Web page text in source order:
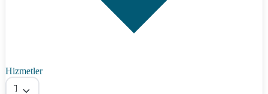
Hizmetler
Tümü